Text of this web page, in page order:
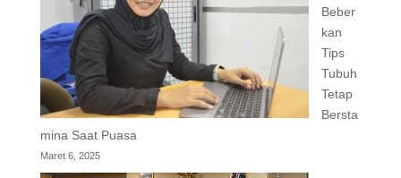
Beber
kan
Tips
Tubuh
Tetap
Bersta
mina Saat Puasa
Maret 6, 2025